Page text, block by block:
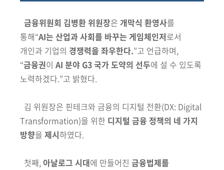
금융위원회 김병환 위원장은 개막식 환영사를
통해“AI는 산업과 사회를 바꾸는 게임체인저로서
개인과 기업의 경쟁력을 좌우한다.”고 언급하며,
“금융권이 AI 분야 G3 국가 도약의 선두에 설 수 있도록
노력하겠다.”고 밝혔다.
김 위원장은 핀테크와 금융의 디지털 전환(DX: Digital
Transformation)을 위한 디지털 금융 정책의 네 가지
방향을 제시하였다.
첫째,아날로그 시대에 만들어진 금융법제를